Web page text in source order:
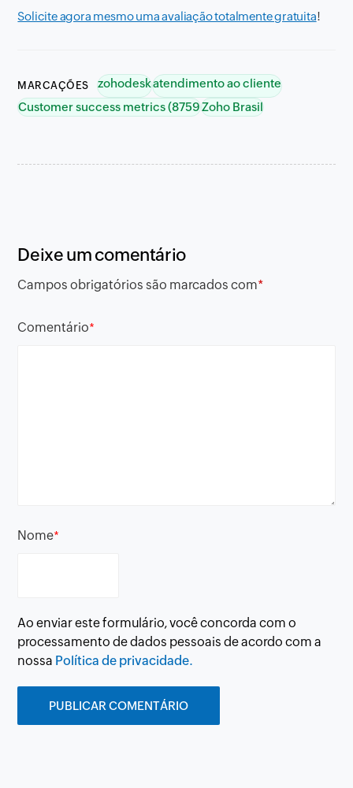
Solicite agora mesmo uma avaliação totalmente gratuita!
MARCAÇÕES zohodeskatendimento ao cliente
Customer success metrics (8759Zoho Brasil
Deixe um comentário
Campos obrigatórios são marcados com*
Comentário*
Nome*
Ao enviar este formulário, você concorda com o
processamento de dados pessoais de acordo com a
nossa Política de privacidade.